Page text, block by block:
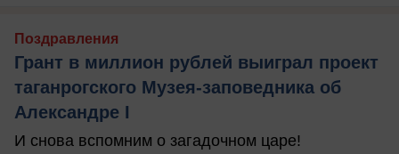
Поздравления
Грант в миллион рублей выиграл проект
таганрогского Музея-заповедника об
Александре I
И снова вспомним о загадочном царе!